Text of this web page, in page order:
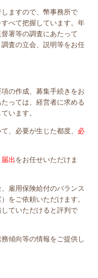
ますので、幣事務所で
べて把握しています。年
署等の調査にあたって
査の立会、説明等をお任
の作成、募集手続きをお
っては、経営者に求める
います。
、必要が生じた都度、 必
出をお任せいただけま
、雇用保険給付のバランス
をご依頼いただけます。
ていただけると評判で
傾向等の情報をご提供し